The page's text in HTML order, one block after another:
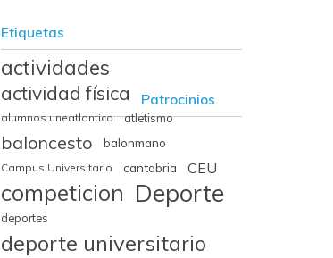
Etiquetas
actividades
actividad física
alumnos uneatlantico atletismo
baloncesto balonmano
Campus Universitario cantabria CEU
competicion Deporte
deportes
deporte universitario
Patrocinios